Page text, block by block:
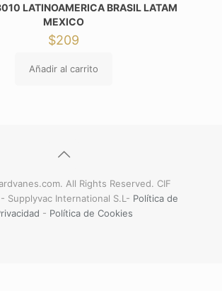
LATINOAMERICA BRASIL LATAM
MEXICO
$209
Añadir al carrito
All Rights Reserved. CIF
Supplyvac International S.L- Política de
- Política de Cookies